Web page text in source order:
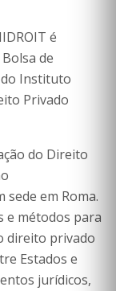
é
de
do Instituto
Privado
do Direito
em Roma.
e métodos para
direito privado
Estados e
jurídicos,